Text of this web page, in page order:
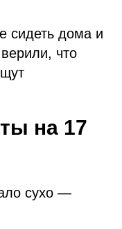
сидеть дома и
что
на 17
сухо —